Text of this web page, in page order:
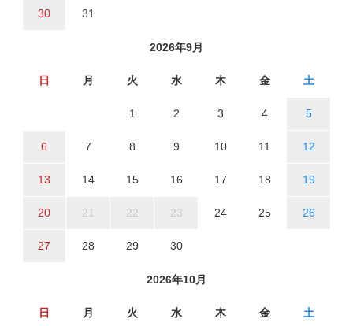
30 31
2026年9月
日 月 火 水 木 金 土
1 2 3 4 5
6 7 8 9 10 11 12
13 14 15 16 17 18 19
20 21 22 23 24 25 26
27 28 29 30
2026年10月
日 月 火 水 木 金 土